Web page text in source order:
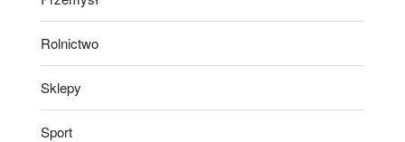
Rolnictwo
Sklepy
Sport